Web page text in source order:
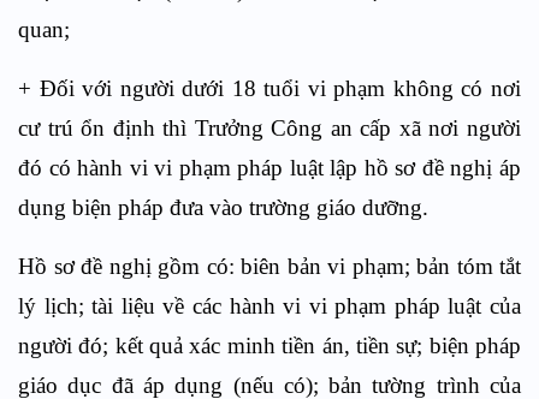
quan;
+ Đối với người dưới 18 tuổi vi phạm không có nơi
cư trú ổn định thì Trưởng Công an cấp xã nơi người
đó có hành vi vi phạm pháp luật lập hồ sơ đề nghị áp
dụng biện pháp đưa vào trường giáo dưỡng.
Hồ sơ đề nghị gồm có: biên bản vi phạm; bản tóm tắt
lý lịch; tài liệu về các hành vi vi phạm pháp luật của
người đó; kết quả xác minh tiền án, tiền sự; biện pháp
giáo dục đã áp dụng (nếu có); bản tường trình của